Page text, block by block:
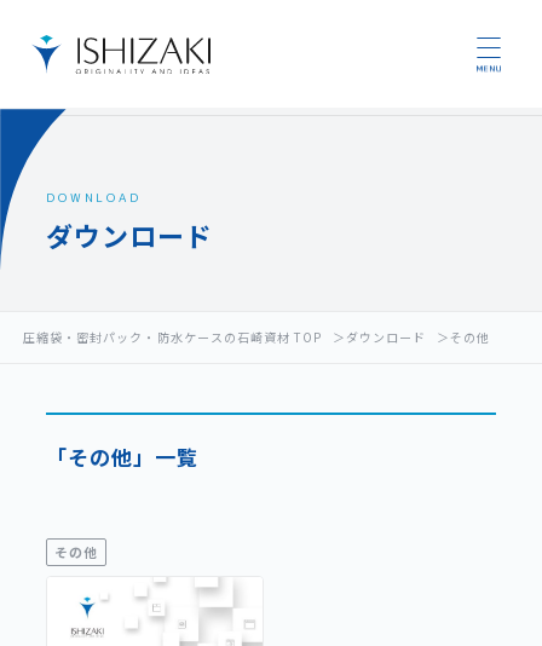
DOWNLOAD
ダウンロード
圧縮袋・密封パック・防水ケースの石崎資材 TOP ダウンロード その他
「その他」一覧
その他